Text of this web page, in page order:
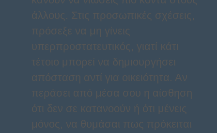
άλλους. Στις προσωπικές σχέσεις,
πρόσεξε να μη γίνεις
υπερπροστατευτικός, γιατί κάτι
τέτοιο μπορεί να δημιουργήσει
απόσταση αντί για οικειότητα. Αν
περάσει από μέσα σου η αίσθηση
ότι δεν σε κατανοούν ή ότι μένεις
μόνος, να θυμάσαι πως πρόκειται